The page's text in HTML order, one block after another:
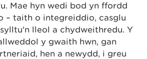
Mae hyn wedi bod yn ffordd
– taith o integreiddio, casglu
lleol a chydweithredu. Y
y gwaith hwn, gan
hen a newydd, i greu